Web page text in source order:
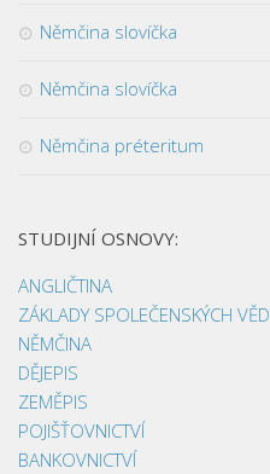
Němčina slovíčka
Němčina slovíčka
Němčina préteritum
STUDIJNÍ OSNOVY:
ANGLIČTINA
ZÁKLADY SPOLEČENSKÝCH VĚD
NĚMČINA
DĚJEPIS
ZEMĚPIS
POJIŠŤOVNICTVÍ
BANKOVNICTVÍ